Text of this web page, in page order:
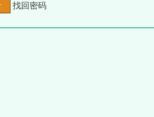
找回密码